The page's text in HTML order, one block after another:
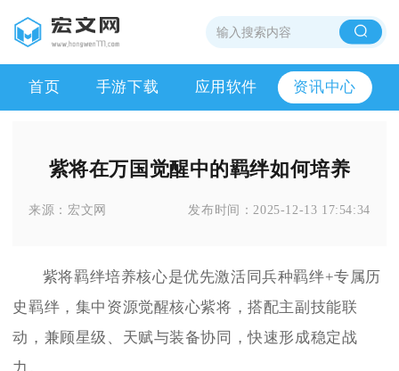
首页 手游下载 应用软件 资讯中心
紫将在万国觉醒中的羁绊如何培养
来源： 宏文网 发布时间： 2025-12-13 17:54:34
紫将羁绊培养核心是优先激活同兵种羁绊+专属历
史羁绊，集中资源觉醒核心紫将，搭配主副技能联
动，兼顾星级、天赋与装备协同，快速形成稳定战